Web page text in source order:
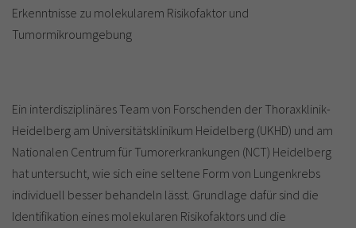
Erkenntnisse zu molekularem Risikofaktor und
Tumormikroumgebung
Ein interdisziplinäres Team von Forschenden der Thoraxklinik-
Heidelberg am Universitätsklinikum Heidelberg (UKHD) und am
Nationalen Centrum für Tumorerkrankungen (NCT) Heidelberg
hat untersucht, wie sich eine seltene Form von Lungenkrebs
individuell besser behandeln lässt. Grundlage dafür sind die
Identifikation eines molekularen Risikofaktors und die